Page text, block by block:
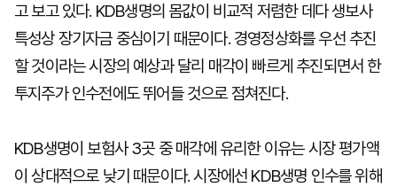
고 보고 있다. KDB생명의 몸값이 비교적 저렴한 데다 생보사
특성상 장기자금 중심이기 때문이다. 경영정상화를 우선 추진
할 것이라는 시장의 예상과 달리 매각이 빠르게 추진되면서 한
투지주가 인수전에도 뛰어들 것으로 점쳐진다.
KDB생명이 보험사 3곳 중 매각에 유리한 이유는 시장 평가액
이 상대적으로 낮기 때문이다. 시장에선 KDB생명 인수를 위해